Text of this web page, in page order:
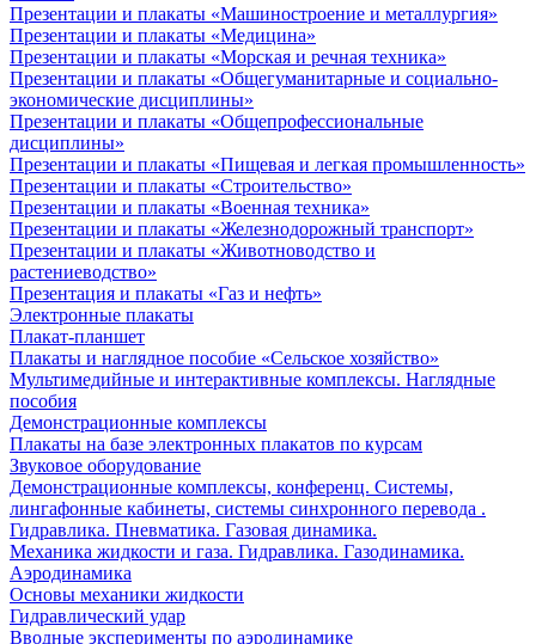
Презентации и плакаты «Машиностроение и металлургия»
Презентации и плакаты «Медицина»
Презентации и плакаты «Морская и речная техника»
Презентации и плакаты «Общегуманитарные и социально-
экономические дисциплины»
Презентации и плакаты «Общепрофессиональные
дисциплины»
Презентации и плакаты «Пищевая и легкая промышленность»
Презентации и плакаты «Строительство»
Презентации и плакаты «Военная техника»
Презентации и плакаты «Железнодорожный транспорт»
Презентации и плакаты «Животноводство и
растениеводство»
Презентация и плакаты «Газ и нефть»
Электронные плакаты
Плакат-планшет
Плакаты и наглядное пособие «Сельское хозяйство»
Мультимедийные и интерактивные комплексы. Наглядные
пособия
Демонстрационные комплексы
Плакаты на базе электронных плакатов по курсам
Звуковое оборудование
Демонстрационные комплексы, конференц. Системы,
лингафонные кабинеты, системы синхронного перевода .
Гидравлика. Пневматика. Газовая динамика.
Механика жидкости и газа. Гидравлика. Газодинамика.
Аэродинамика
Основы механики жидкости
Гидравлический удар
Вводные эксперименты по аэродинамике